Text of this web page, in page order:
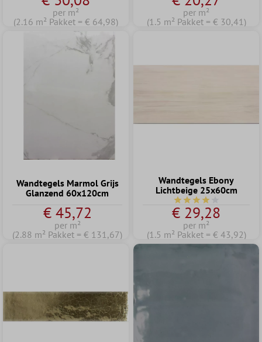
per m²
(2.16 m² Pakket = € 64,98)
per m²
(1.5 m² Pakket = € 30,41)
Wandtegels Marmol Grijs
Glanzend 60x120cm
€ 45,72
per m²
(2.88 m² Pakket = € 131,67)
Wandtegels Ebony
Lichtbeige 25x60cm
Gemiddelde
€ 29,28
per m²
(1.5 m² Pakket = € 43,92)